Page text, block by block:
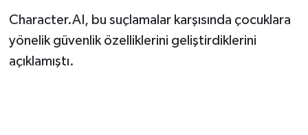
Character.AI, bu suçlamalar karşısında çocuklara
yönelik güvenlik özelliklerini geliştirdiklerini
açıklamıştı.